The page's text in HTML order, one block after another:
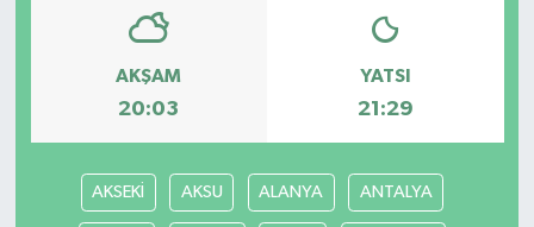
AKŞAM
20:03
YATSI
21:29
AKSEKİ AKSU ALANYA ANTALYA